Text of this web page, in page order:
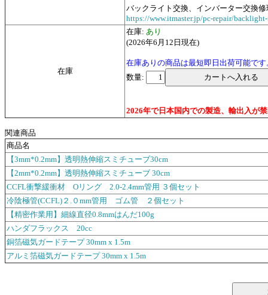
バックライト交換、インバーター交換
https://www.itmaster.jp/pc-repair/
在庫
在庫: あり
(2026年6月12日現在)
在庫ありの商品は最短即日出荷可能です
数量:
2026年で日本国内での製造、輸出入が
関連商品
商品名
【3mm*0.2mm】透明熱伸縮スミチューブ30cm
【2mm*0.2mm】透明熱伸縮スミチューブ 30cm
CCFL衝撃緩衝材 Oリング 2.0-2.4mm管用 ３個セット
冷陰極管(CCFL)２.０mm管用 ゴム管 ２個セット
【精密作業用】細線直径0.8mmはんだ100g
ハンダフラックス 20cc
銅箔磁気ガードテープ 30mm x 1.5m
アルミ箔磁気ガードテープ 30mm x 1.5m